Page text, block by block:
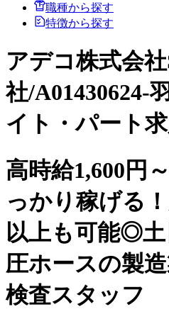
職種から探す
特徴から探す
アデコ株式会
社/A01430624-
イト・パート
高時給1,600円
っかり稼げる
以上も可能◎
圧ホースの製
検査スタッフ